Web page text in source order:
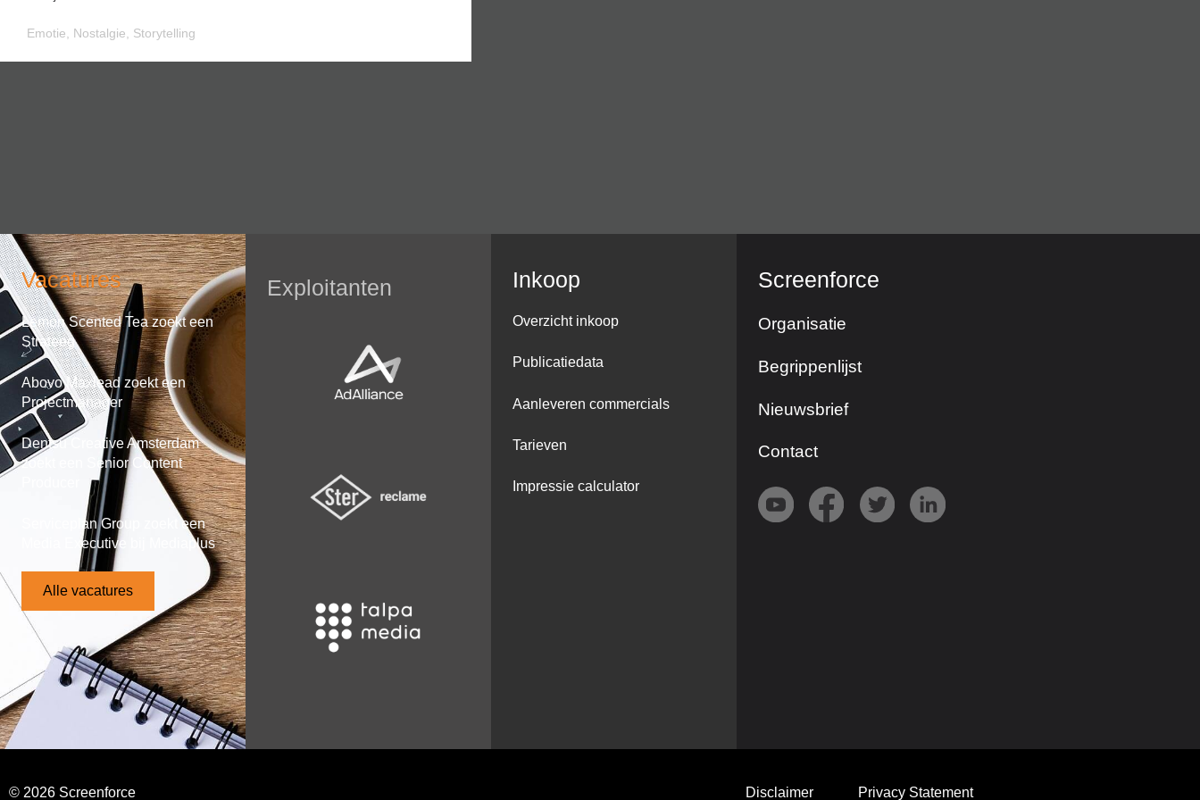
Emotie Nostalgie Storytelling
Vacatures
Lemon Scented Tea zoekt een
Strateeg
Abovo Maxlead zoekt een
Projectmanager
Dentsu Creative Amsterdam
zoekt een Senior Content
Serviceplan Group zoekt een
Media Executive bij Mediaplus
Alle vacatures
Exploitanten Inkoop
Overzicht inkoop
Publicatiedata
Aanleveren commercials
Tarieven
Impressie calculator
Screenforce
Organisatie
Begrippenlijst
Nieuwsbrief
Contact
© 2026 Screenforce Disclaimer Privacy Statement